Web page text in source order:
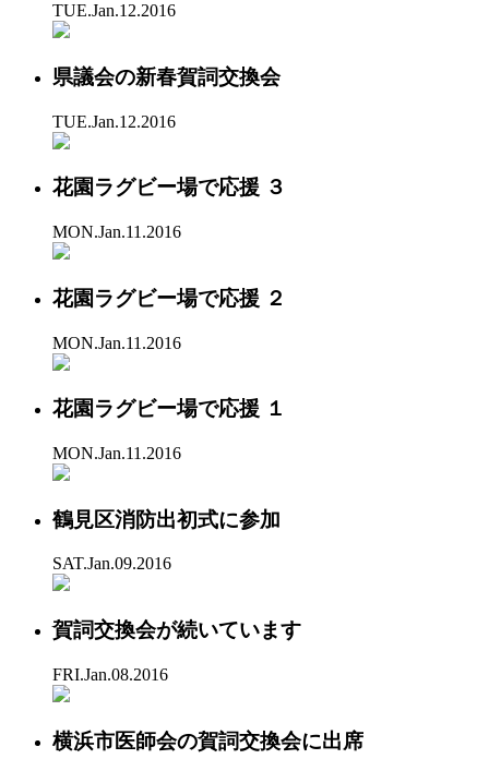
TUE.Jan.12.2016
県議会の新春賀詞交換会
TUE.Jan.12.2016
花園ラグビー場で応援 ３
MON.Jan.11.2016
花園ラグビー場で応援 ２
MON.Jan.11.2016
花園ラグビー場で応援 １
MON.Jan.11.2016
鶴見区消防出初式に参加
SAT.Jan.09.2016
賀詞交換会が続いています
FRI.Jan.08.2016
横浜市医師会の賀詞交換会に出席